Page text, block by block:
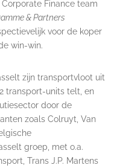
Finance team
& Partners
voor de koper
win-win.
zijn transportvloot uit
transport-units telt, en
door de
zoals Colruyt, Van
groep, met o.a.
Trans J.P. Martens